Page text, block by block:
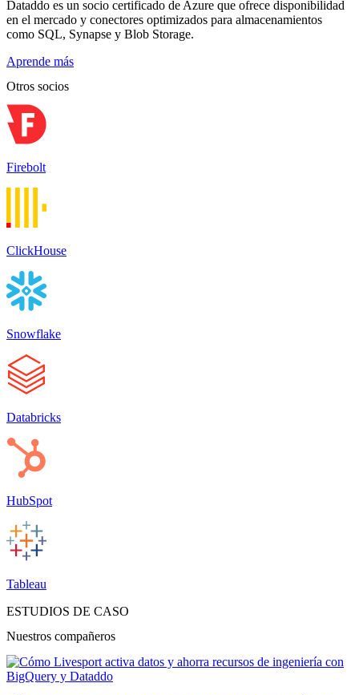
Dataddo es un socio certificado de Azure que ofrece disponibilidad
en el mercado y conectores optimizados para almacenamientos
como SQL, Synapse y Blob Storage.
Aprende más
Otros socios
Firebolt
ClickHouse
Snowflake
Databricks
HubSpot
Tableau
ESTUDIOS DE CASO
Nuestros compañeros